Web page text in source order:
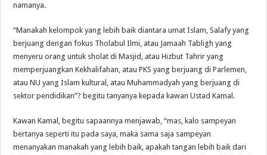
namanya.
“Manakah kelompok yang lebih baik diantara umat Islam, Salafy yang
berjuang dengan fokus Tholabul Ilmi, atau Jamaah Tabligh yang
menyeru orang untuk sholat di Masjid, atau Hizbut Tahrir yang
memperjuangkan Kekhalifahan, atau PKS yang berjuang di Parlemen,
atau NU yang Islam kultural, atau Muhammadyah yang berjuang di
sektor pendidikan”? begitu tanyanya kepada kawan Ustad Kamal.
Kawan Kamal, begitu sapaannya menjawab, “mas, kalo sampeyan
bertanya seperti itu pada saya, maka sama saja sampeyan
menanyakan manakah yang lebih baik, apakah tangan lebih baik dari